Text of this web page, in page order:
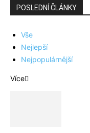
POSLEDNÍ ČLÁNKY
Vše
Nejlepší
Nejpopulárnější
Více